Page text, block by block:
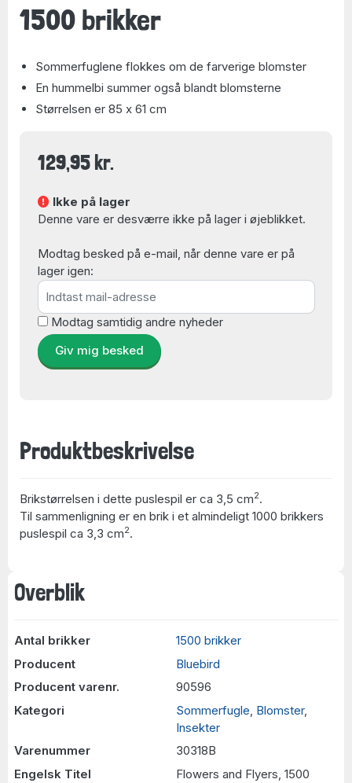
Overblik
Antal brikker
1500 brikker
Producent
Bluebird
Producent varenr.
90596
Kategori
Sommerfugle Blomster,
Insekter
Varenummer
30318B
Engelsk Titel
Flowers and Flyers, 1500
1500 brikker
Sommerfuglene flokkes om de farverige blomster
En hummelbi summer også blandt blomsterne
Størrelsen er 85 x 61 cm
129,95 kr.
Ikke på lager
Denne vare er desværre ikke på lager i øjeblikket.
Modtag besked på e-mail, når denne vare er på
lager igen:
Modtag samtidig andre nyheder
Giv mig besked
Produktbeskrivelse
Brikstørrelsen i dette puslespil er ca 3,5 cm2.
Til sammenligning er en brik i et almindeligt 1000 brikkers
puslespil ca 3,3 cm2.